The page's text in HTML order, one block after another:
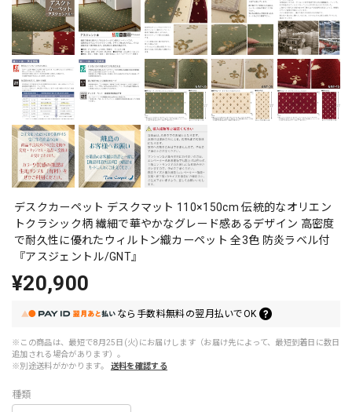
デスクカーペット デスクマット 110×150cm 伝統的なオリエン
トクラシック柄 繊細で華やかなグレード感あるデザイン 高密度
で耐久性に優れたウィルトン織カーペット 全3色 防炎ラベル付
『アスジェントル/GNT』
¥20,900
なら 手数料無料の翌月払いでOK
※この商品は、最短で8月25日(火)にお届けします（お届け先によって、最短到着日に数日
追加される場合があります）。
※別途送料がかかります。
送料を確認する
種類